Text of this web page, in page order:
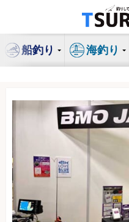
ン
船釣り 海釣り